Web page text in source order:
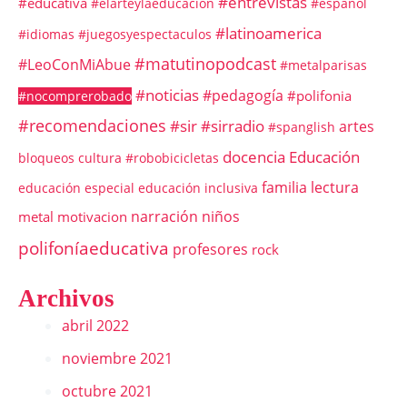
#idiomas #juegosyespectaculos #latinoamerica
#LeoConMiAbue#matutinopodcast #metalparisas
#nocomprerobado #noticias#pedagogía #polifonia
#recomendaciones #sir#sirradio #spanglish artes
bloqueos cultura #robobicicletas docencia Educación
educación especial educación inclusiva familia lectura
metal motivacion narración niños
polifoníaeducativa profesores rock
Archivos
abril 2022
noviembre 2021
octubre 2021